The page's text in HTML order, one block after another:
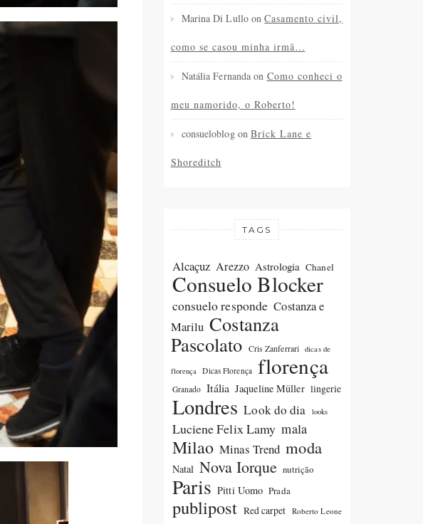
Marina Di Lullo onCasamento civil,
como se casou minha irmã…
Natália Fernanda on Como conheci o
meu namorido, o Roberto!
consueloblogonBrick Lane e
Shoreditch
TAGS
Alcaçuz Arezzo Astrologia Chanel
Consuelo Blocker
consuelo responde Costanza e
Marilu Costanza
Pascolato Cris Zanferrari dicas de
florença Dicas Florença florença
Granado Itália Jaqueline Müller lingerie
Londres Look do dia looks
Luciene Felix Lamy mala
Milao Minas Trend moda
Natal Nova Iorque nutrição
Paris Pitti Uomo Prada
publipost Red carpet Roberto Leone